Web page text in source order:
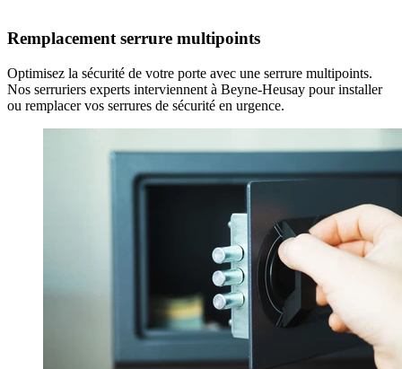
Remplacement serrure multipoints
Optimisez la sécurité de votre porte avec une serrure multipoints.
Nos serruriers experts interviennent à Beyne-Heusay pour installer
ou remplacer vos serrures de sécurité en urgence.